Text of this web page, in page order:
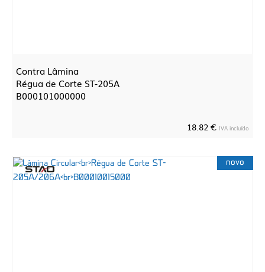
Contra Lâmina
Régua de Corte ST-205A
B000101000000
18.82 € IVA incluído
novo